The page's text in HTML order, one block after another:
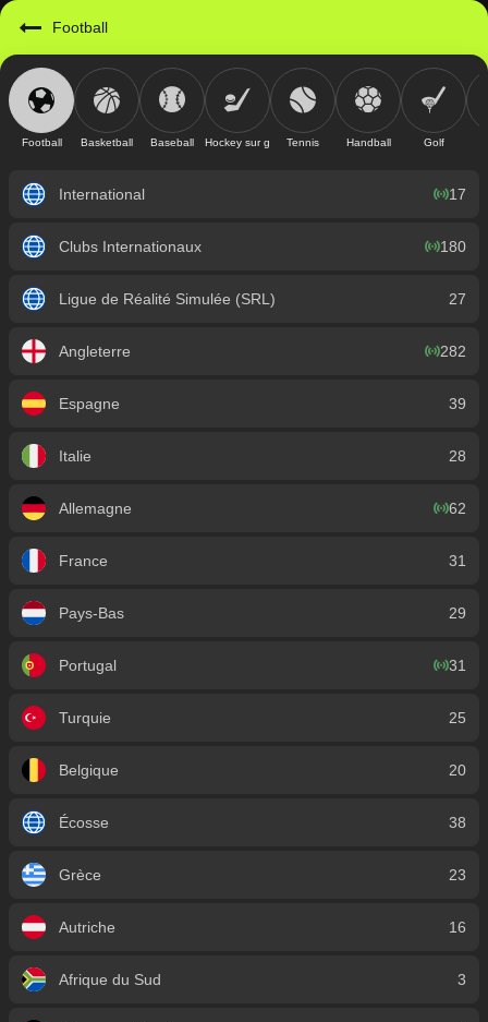
Football
Football Basketball Baseball Hockey sur glaceTennis Handball Golf
International 17
Clubs Internationaux 180
Ligue de Réalité Simulée (SRL) 27
Angleterre 282
Espagne 39
Italie 28
Allemagne 62
France 31
Pays-Bas 29
Portugal 31
Turquie 25
Belgique 20
Écosse 38
Grèce 23
Autriche 16
Afrique du Sud 3
https://mobile.geniusbet.com.gn/sport/detail/football?id=1